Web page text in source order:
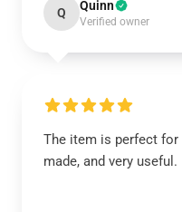
Q Quinn
Verified owner
The item is perfect for
made, and very useful.